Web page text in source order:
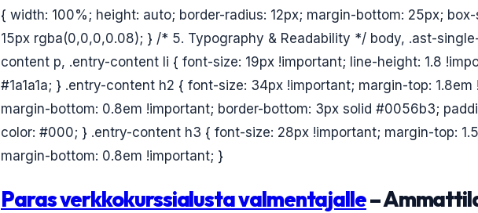
{ width: 100%; height: auto; border-radius: 12px; margin-bottom: 25px;
15px rgba(0,0,0,0.08); } /* 5. Typography & Readability */ body, .ast-
content p, .entry-content li { font-size: 19px !important; line-height: 1.8
#1a1a1a; } .entry-content h2 { font-size: 34px !important; margin-top: 1.8em
margin-bottom: 0.8em !important; border-bottom: 3px solid #0056b3;
color: #000; } .entry-content h3 { font-size: 28px !important; margin-top:
margin-bottom: 0.8em !important; }
Paras verkkokurssialusta valmentajalle–